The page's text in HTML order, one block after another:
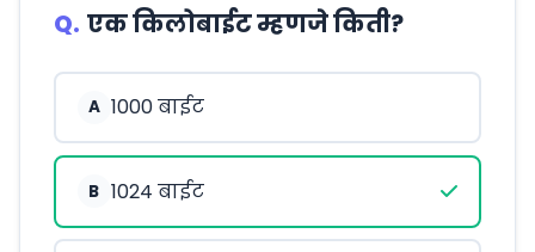
Q. एक किलोबाईट म्हणजे किती?
A 1000 बाईट
B 1024 बाईट